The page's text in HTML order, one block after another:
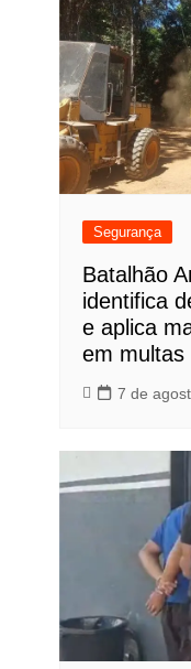
Segurança
Batalhão
identifica
e aplica
em multas
7 de